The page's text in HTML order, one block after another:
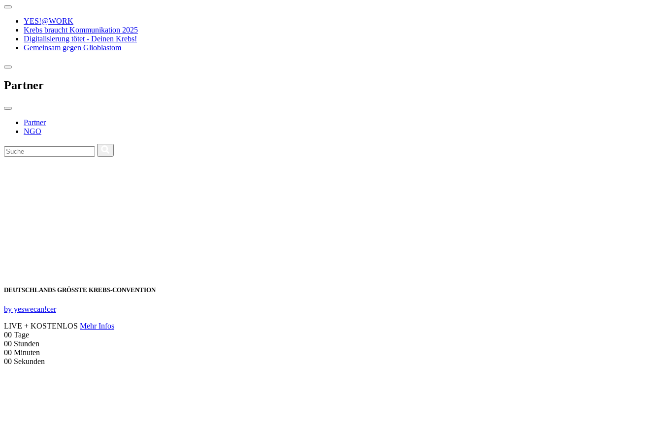
YES!@WORK
Krebs braucht Kommunikation 2025
Digitalisierung tötet - Deinen Krebs!
Gemeinsam gegen Glioblastom
Partner
Partner
NGO
DEUTSCHLANDS GRÖSSTE KREBS‑CONVENTION
by yeswecan!cer
LIVE + KOSTENLOS Mehr Infos
00 Tage
00 Stunden
00 Minuten
00 Sekunden